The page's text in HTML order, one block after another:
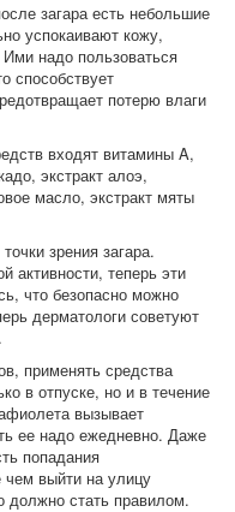
загара есть небольшие
успокаивают кожу,
надо пользоваться
способствует
потерю влаги
входят витамины A,
экстракт алоэ,
масло, экстракт мяты
зрения загара.
активности, теперь эти
что безопасно можно
дерматологи советуют
применять средства
в отпуске, но и в течение
вызывает
ее надо ежедневно. Даже
попадания
выйти на улицу
должно стать правилом.